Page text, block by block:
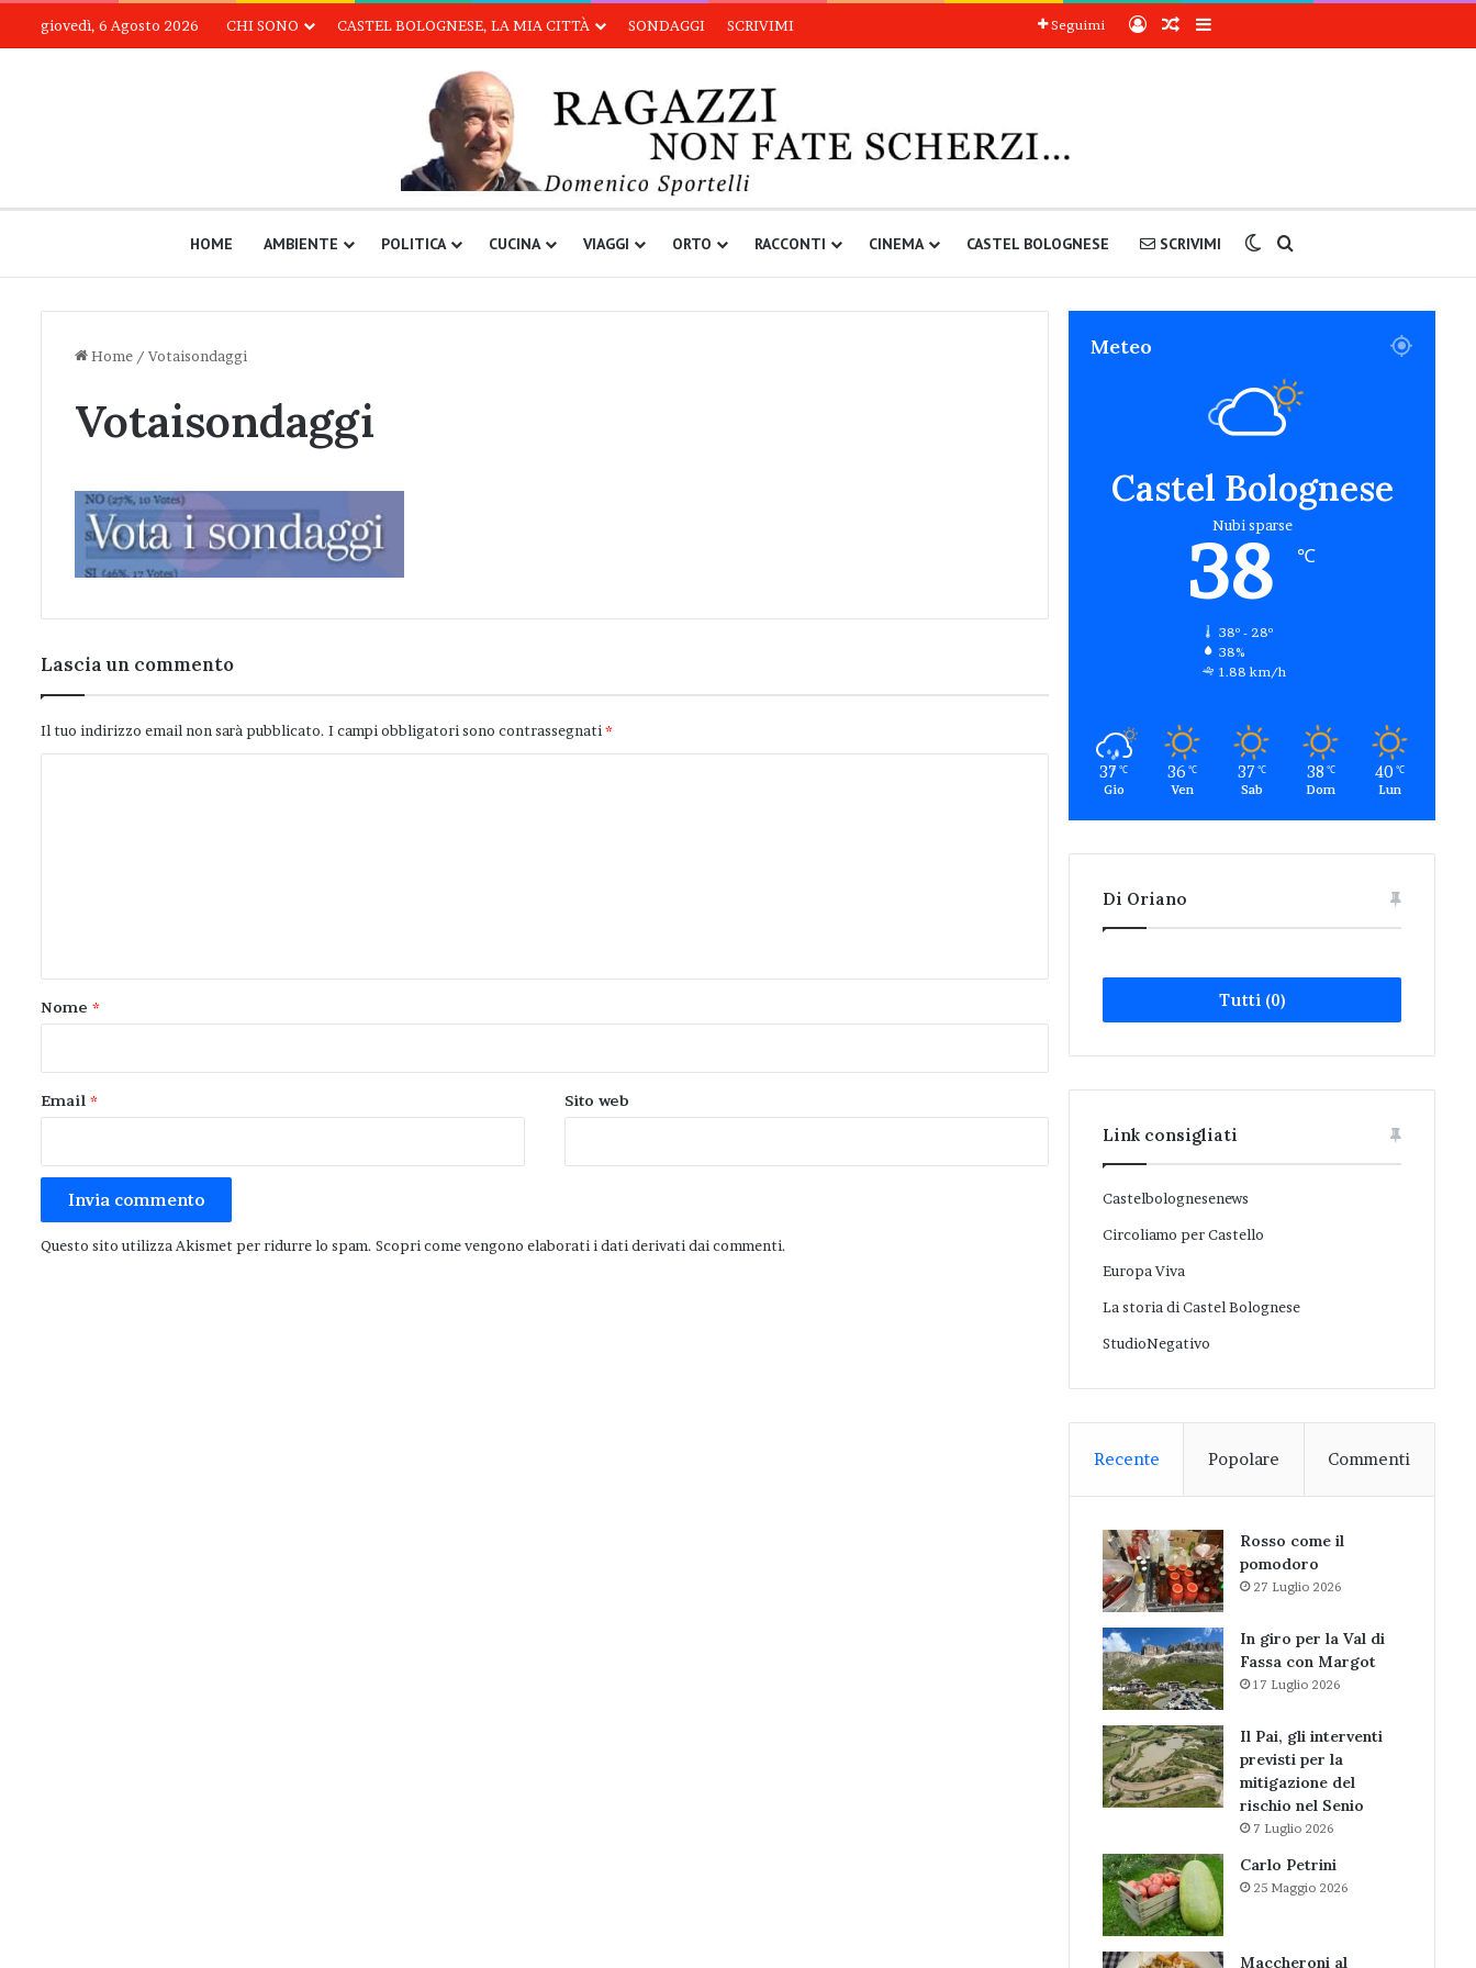
giovedì, 6 Agosto 2026 CHI SONO CASTEL BOLOGNESE, LA MIA CITTÀ SONDAGGI SCRIVIMI Seguimi AccediArticoli a sorpresa
Barra laterale
HOME AMBIENTE POLITICA CUCINA VIAGGI ORTO RACCONTI CINEMA CASTEL BOLOGNESE SCRIVIMI Cambia aspetto
Home / Votaisondaggi
Votaisondaggi
Lascia un commento
Il tuo indirizzo email non sarà pubblicato. I campi obbligatori sono contrassegnati *
o
Nome *
Email * Sito web
Questo sito utilizza Akismet per ridurre lo spam. Scopri come vengono elaborati i dati derivati dai commenti.
Meteo
Castel Bolognese
Nubi sparse
38 ℃
38º - 28º
38%
1.88 km/h
37 ℃
Gio
36 ℃
Ven
37 ℃
Sab
38 ℃
Dom
40 ℃
Lun
Di Oriano
Tutti (0)
Link consigliati
Castelbolognesenews
Circoliamo per Castello
Europa Viva
La storia di Castel Bolognese
StudioNegativo
Recente Popolare Commenti
Rosso come il
pomodoro
27 Luglio 2026
In giro per la Val di
Fassa con Margot
17 Luglio 2026
Il Pai, gli interventi
previsti per la
mitigazione del
rischio nel Senio
7 Luglio 2026
Carlo Petrini
25 Maggio 2026
Maccheroni al